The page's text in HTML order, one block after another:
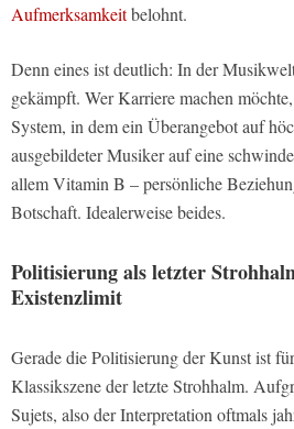
Aufmerksamkeitbelohnt.
Denn eines ist deutlich: In der
gekämpft. Wer Karriere machen
System, in dem ein Überangebot auf
ausgebildeter Musiker auf eine
allem Vitamin B – persönliche
Botschaft. Idealerweise beides.
Politisierung als letzter
Existenzlimit
Gerade die Politisierung der Kunst ist
Klassikszene der letzte Strohhalm.
Sujets, also der Interpretation oftmals